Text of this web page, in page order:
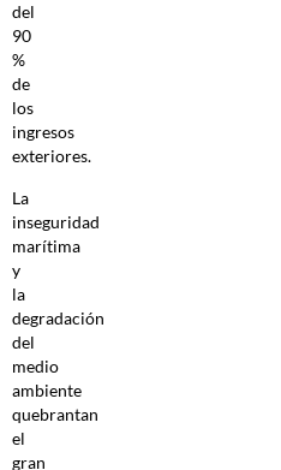
del
90
%
de
los
ingresos
exteriores.
La
inseguridad
marítima
y
la
degradación
del
medio
ambiente
quebrantan
el
gran